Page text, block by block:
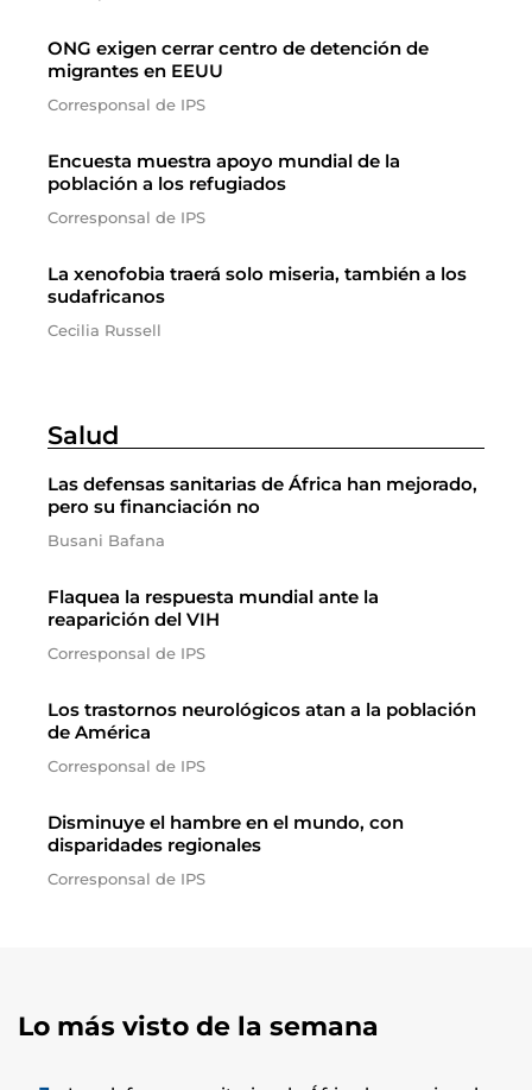
ONG exigen cerrar centro de detención de
migrantes en EEUU
Corresponsal de IPS
Encuesta muestra apoyo mundial de la
población a los refugiados
Corresponsal de IPS
La xenofobia traerá solo miseria, también a los
sudafricanos
Cecilia Russell
Salud
Las defensas sanitarias de África han mejorado,
pero su financiación no
Busani Bafana
Flaquea la respuesta mundial ante la
reaparición del VIH
Corresponsal de IPS
Los trastornos neurológicos atan a la población
de América
Corresponsal de IPS
Disminuye el hambre en el mundo, con
disparidades regionales
Corresponsal de IPS
Lo más visto de la semana